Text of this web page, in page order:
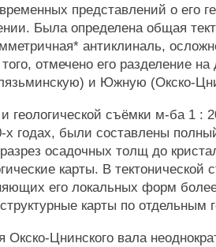
представлений о его
Была определена общая
антиклиналь,
отмечено его разделение на
и Южную (Окско-
геологической съёмки м-ба 1 :
х годах, были составлены
осадочных толщ до
карты. В тектонической
его локальных форм
карты по отдельным
Окско-Цнинского вала